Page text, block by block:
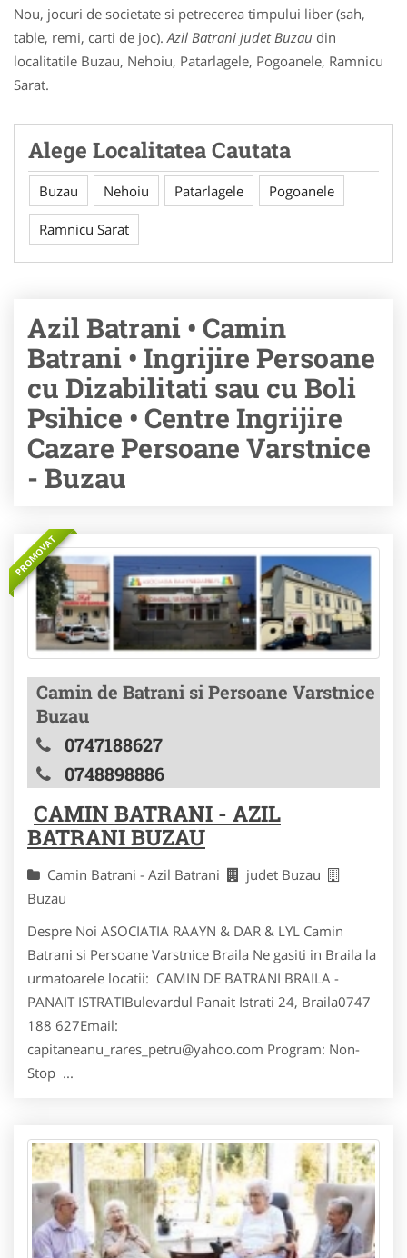
Nou, jocuri de societate si petrecerea timpului liber (sah,
table, remi, carti de joc).Azil Batrani judet Buzau din
localitatile Buzau, Nehoiu, Patarlagele, Pogoanele, Ramnicu
Sarat.
Alege Localitatea Cautata
Buzau Nehoiu Patarlagele Pogoanele
Ramnicu Sarat
Azil Batrani • Camin
Batrani • Ingrijire Persoane
cu Dizabilitati sau cu Boli
Psihice • Centre Ingrijire
Cazare Persoane Varstnice
- Buzau
PROMOVAT
Camin de Batrani si Persoane Varstnice
Buzau
0747188627
0748898886
CAMIN BATRANI - AZIL
BATRANI BUZAU
Camin Batrani - Azil Batrani
judet Buzau
Buzau
Despre Noi ASOCIATIA RAAYN & DAR & LYL Camin
Batrani si Persoane Varstnice Braila Ne gasiti in Braila la
urmatoarele locatii: CAMIN DE BATRANI BRAILA -
PANAIT ISTRATIBulevardul Panait Istrati 24, Braila0747
188 627Email:
capitaneanu_rares_petru@yahoo.com Program: Non-
Stop ...